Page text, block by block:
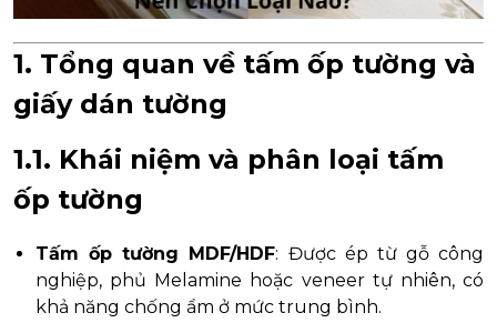
1. Tổng quan về tấm ốp tường và
giấy dán tường
1.1. Khái niệm và phân loại tấm
ốp tường
Tấm ốp tường MDF/HDF: Được ép từ gỗ công
nghiệp, phủ Melamine hoặc veneer tự nhiên, có
khả năng chống ẩm ở mức trung bình.